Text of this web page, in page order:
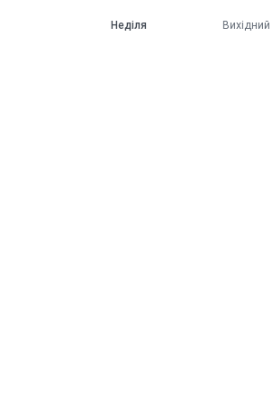
Неділя Вихідний